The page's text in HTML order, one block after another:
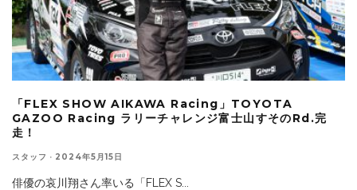
「FLEX SHOW AIKAWA Racing」TOYOTA
GAZOO Racing ラリーチャレンジ富士山すそのRd.完
走！
スタッフ · 2024年5月15日
俳優の哀川翔さん率いる「FLEX S